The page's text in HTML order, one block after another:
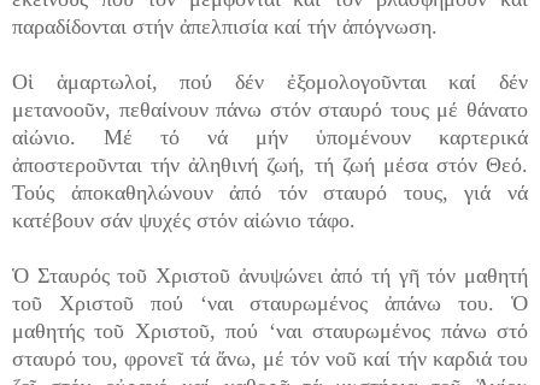
παραδίδονται στήν ἀπελπισία καί τήν ἀπόγνωση.
Οἱ ἁμαρτωλοί, πού δέν ἐξομολογοῦνται καί δέν
μετανοοῦν, πεθαίνουν πάνω στόν σταυρό τους μέ θάνατο
αἰώνιο. Μέ τό νά μήν ὑπομένουν καρτερικά
ἀποστεροῦνται τήν ἀληθινή ζωή, τή ζωή μέσα στόν Θεό.
Τούς ἀποκαθηλώνουν ἀπό τόν σταυρό τους, γιά νά
κατέβουν σάν ψυχές στόν αἰώνιο τάφο.
Ὁ Σταυρός τοῦ Χριστοῦ ἀνυψώνει ἀπό τή γῆ τόν μαθητή
τοῦ Χριστοῦ πού ‘ναι σταυρωμένος ἀπάνω του. Ὁ
μαθητής τοῦ Χριστοῦ, πού ‘ναι σταυρωμένος πάνω στό
σταυρό του, φρονεῖ τά ἄνω, μέ τόν νοῦ καί τήν καρδιά του